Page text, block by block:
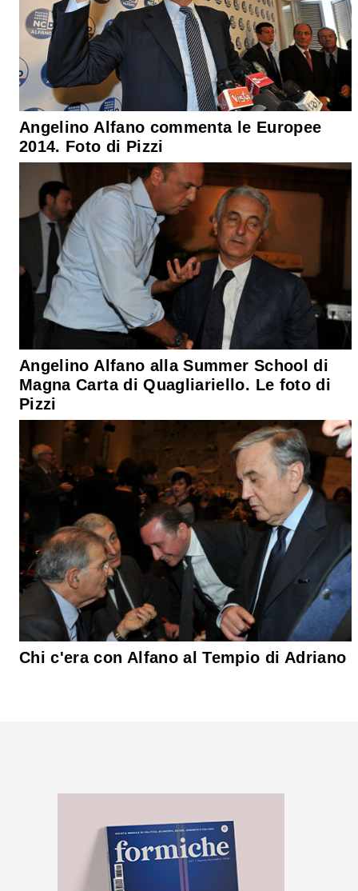
Angelino Alfano commenta le Europee
2014. Foto di Pizzi
Angelino Alfano alla Summer School di
Magna Carta di Quagliariello. Le foto di
Pizzi
Chi c'era con Alfano al Tempio di Adriano